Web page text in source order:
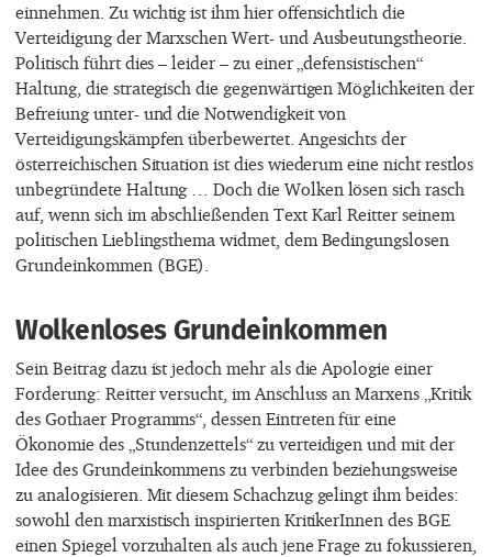
einnehmen. Zu wichtig ist ihm hier offensichtlich die
Verteidigung der Marxschen Wert- und Ausbeutungstheorie.
Politisch führt dies – leider – zu einer „defensistischen“
Haltung, die strategisch die gegenwärtigen Möglichkeiten der
Befreiung unter- und die Notwendigkeit von
Verteidigungskämpfen überbewertet. Angesichts der
österreichischen Situation ist dies wiederum eine nicht restlos
unbegründete Haltung … Doch die Wolken lösen sich rasch
auf, wenn sich im abschließenden Text Karl Reitter seinem
politischen Lieblingsthema widmet, dem Bedingungslosen
Grundeinkommen (BGE).
Wolkenloses Grundeinkommen
Sein Beitrag dazu ist jedoch mehr als die Apologie einer
Forderung: Reitter versucht, im Anschluss an Marxens „Kritik
des Gothaer Programms“, dessen Eintreten für eine
Ökonomie des „Stundenzettels“ zu verteidigen und mit der
Idee des Grundeinkommens zu verbinden beziehungsweise
zu analogisieren. Mit diesem Schachzug gelingt ihm beides:
sowohl den marxistisch inspirierten KritikerInnen des BGE
einen Spiegel vorzuhalten als auch jene Frage zu fokussieren,